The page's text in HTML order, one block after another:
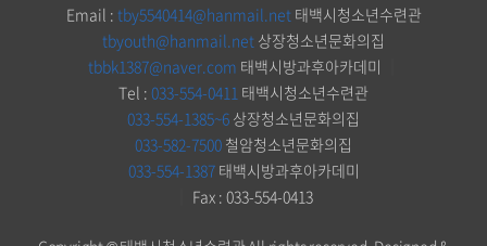
Email : tby5540414@hanmail.net태백시청소년수련관
tbyouth@hanmail.net 상장청소년문화의집
tbbk1387@naver.com 태백시방과후아카데미
Tel : 033-554-0411 태백시청소년수련관
033-554-1385~6 상장청소년문화의집
033-582-7500 철암청소년문화의집
033-554-1387태백시방과후아카데미
Fax : 033-554-0413